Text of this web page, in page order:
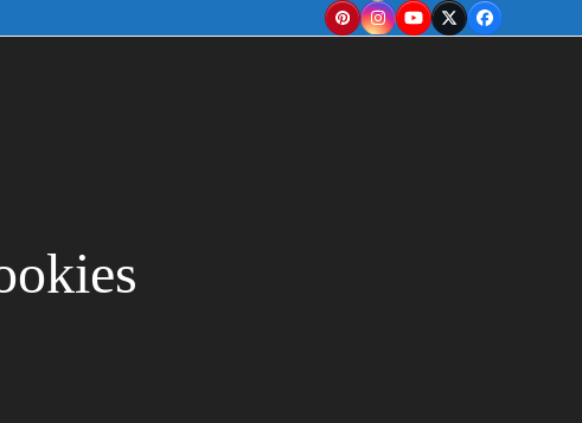
PinterestInstagram
YouTube
TwitterFacebook